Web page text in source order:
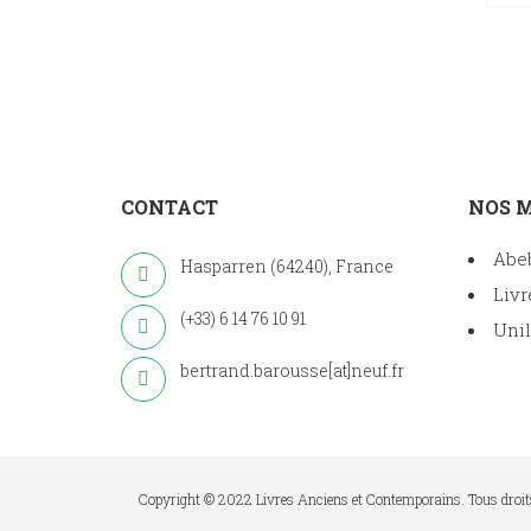
CONTACT
Hasparren (64240), France
(+33) 6 14 76 10 91
bertrand.barousse[at]neuf.fr
NOS
Copyright © 2022 Livres Anciens et Contemporains. Tous